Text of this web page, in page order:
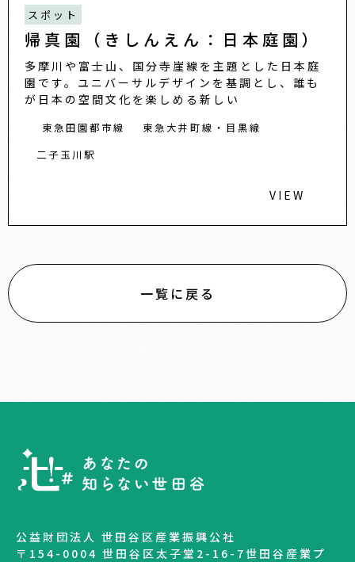
スポット
帰真園（きしんえん：日本庭園）
多摩川や富士山、国分寺崖線を主題とした日本庭
園です。ユニバーサルデザインを基調とし、誰も
が日本の空間文化を楽しめる新しい
東急田園都市線
東急大井町線・目黒線
二子玉川駅
VIEW
一覧に戻る
公益財団法人 世田谷区産業振興公社
〒154-0004 世田谷区太子堂2-16-7世田谷産業プ